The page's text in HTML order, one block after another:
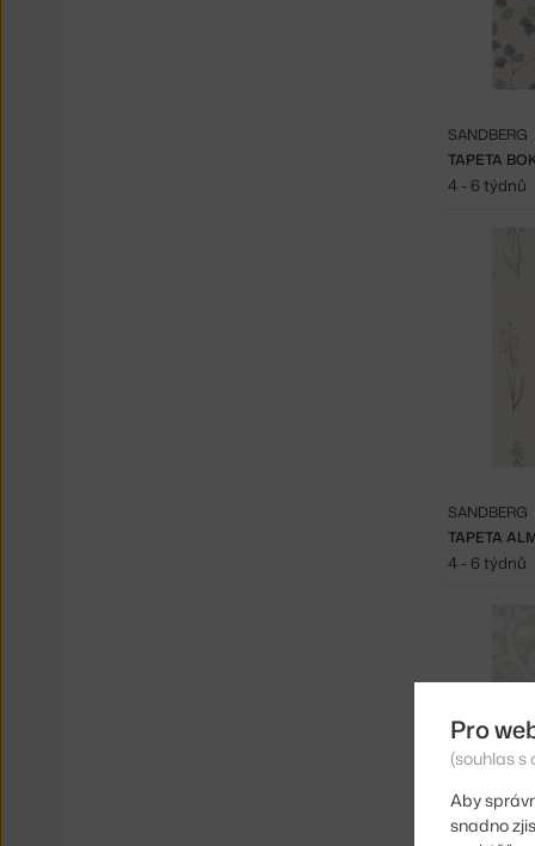
TAPETA
SANDBERG
4 - 6 týdnů
TAPETA
SANDBERG
4 - 6 týdnů
Pro
(souhlas s
Aby
snadno